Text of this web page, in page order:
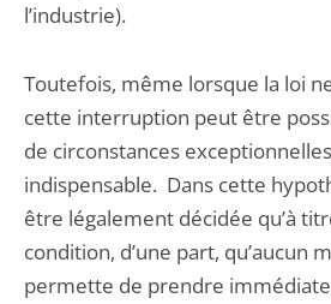
l’industrie).
Toutefois, même lorsque la loi
cette interruption peut être
de circonstances
indispensable. Dans cette
être légalement décidée qu’à
condition, d’une part, qu’aucun
permette de prendre